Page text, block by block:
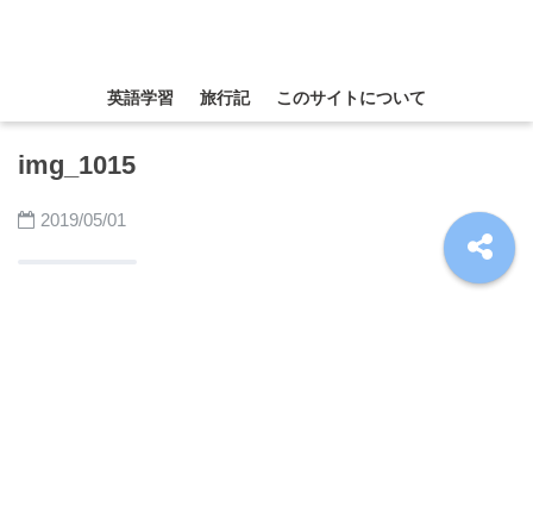
英語学習 旅行記 このサイトについて
img_1015
2019/05/01